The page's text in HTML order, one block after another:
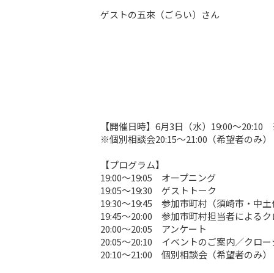
ゲストの五來（ごらい）さん
【開催日時】6月3日（水）19:00〜20:10
※個別相談会20:15〜21:00（希望者のみ）
【プログラム】
19:00〜19:05　オープニング
19:05〜19:30　ゲストトーク
19:30〜19:45　参加市町村（須崎市・中
19:45〜20:00　参加市町村担当者による
20:00〜20:05　アンケート
20:05〜20:10　イベントのご案内／クロ
20:10〜21:00　個別相談会（希望者のみ）